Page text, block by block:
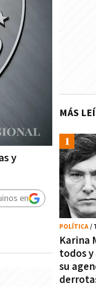
y
en
MÁS
Karina
todos
su
POLÍTICA/